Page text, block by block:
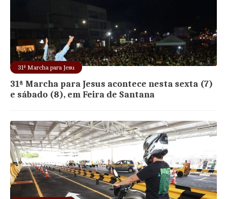
31ª Marcha para Jesu
31ª Marcha para Jesus acontece nesta sexta (7)
e sábado (8), em Feira de Santana